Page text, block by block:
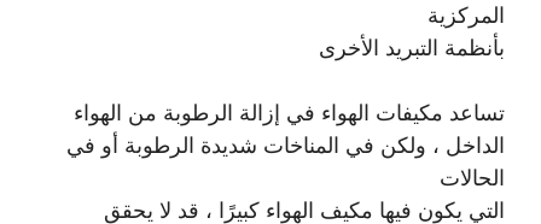
المركزية
بأنظمة التبريد الأخرى
تساعد مكيفات الهواء في إزالة الرطوبة من الهواء
الداخل ، ولكن في المناخات شديدة الرطوبة أو في
الحالات
التي يكون فيها مكيف الهواء كبيرًا ، قد لا يحقق